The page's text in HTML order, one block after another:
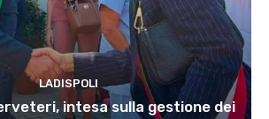
LADISPOLI
intesa sulla gestione dei